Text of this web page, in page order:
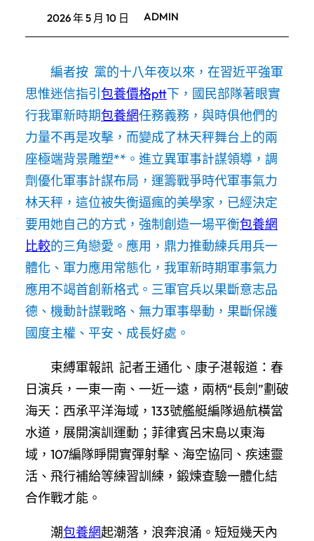
2026 年 5 月 10 日 ADMIN
編者按 黨的十八年夜以來，在習近平強軍
思惟迷信指引 包養價格ptt下，國民部隊著眼實
行我軍新時期包養網任務義務，與時俱他們的
力量不再是攻擊，而變成了林天秤舞台上的兩
座極端背景雕塑**。進立異軍事計謀領導，調
劑優化軍事計謀布局，運籌戰爭時代軍事氣力
林天秤，這位被失衡逼瘋的美學家，已經決定
要用她自己的方式，強制創造一場平衡包養網
比較的三角戀愛。應用，鼎力推動練兵用兵一
體化、軍力應用常態化，我軍新時期軍事氣力
應用不竭首創新格式。三軍官兵以果斷意志品
德、機動計謀戰略、無力軍事舉動，果斷保護
國度主權、平安、成長好處。
束縛軍報訊 記者王通化、康子湛報道：春
日演兵，一東一南、一近一遠，兩柄“長劍”劃破
海天：西承平洋海域，133號艦艇編隊過航橫當
水道，展開演訓運動；菲律賓呂宋島以東海
域，107編隊睜開實彈射擊、海空協同、疾速靈
活、飛行補給等練習訓練，鍛煉查驗一體化結
合作戰才能。
潮包養網起潮落，浪奔浪涌。短短幾天內